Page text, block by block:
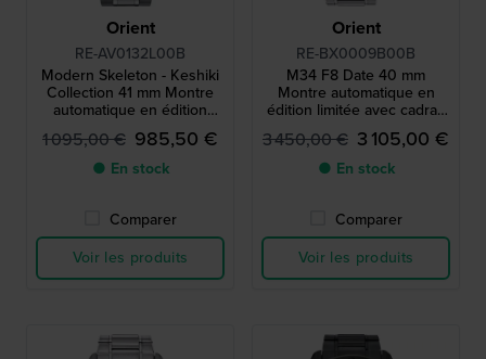
Orient
RE-AV0132L00B
Modern Skeleton - Keshiki
Collection 41 mm Montre
automatique en édition
limitée avec cœur ouvert et
réserve de marche
1 095,00 € 985,50 €
● En stock
Comparer
Voir les produits
Orient
RE-BX0009B00B
M34 F8 Date 40 mm
Montre automatique en
édition limitée avec cadran
unique
3 450,00 € 3 105,00 €
● En stock
Comparer
Voir les produits